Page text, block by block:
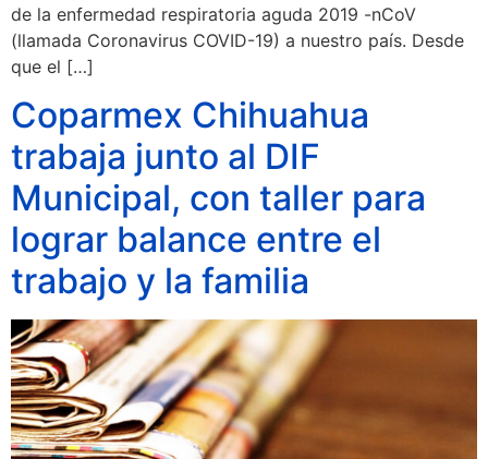
de la enfermedad respiratoria aguda 2019 -nCoV
(llamada Coronavirus COVID-19) a nuestro país. Desde
que el […]
Coparmex Chihuahua
trabaja junto al DIF
Municipal, con taller para
lograr balance entre el
trabajo y la familia